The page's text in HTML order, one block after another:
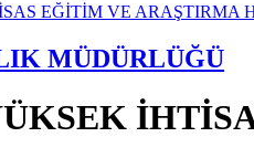
MÜDÜRLÜĞÜ